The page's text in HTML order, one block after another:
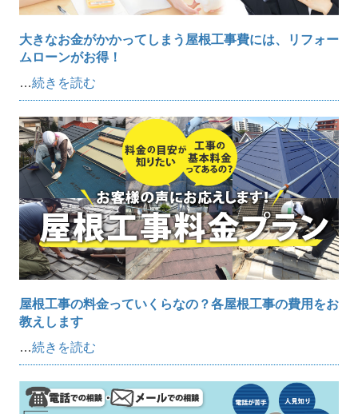
大きなお金がかかってしまう屋根工事費には、リフォー
ムローンがお得！
…続きを読む
屋根工事の料金っていくらなの？各屋根工事の費用をお
教えします
…続きを読む